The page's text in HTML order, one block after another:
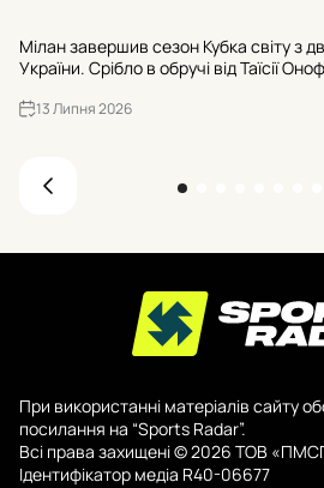
Мілан завершив сезон Кубка світу з
України. Срібло в обручі від Таїсії
Онофрійчук у вправі з обручем.
13 Липня 2026
При використанні матеріалів сайту
посилання на “Sports Radar”.
Всі права захищені © 2026 ТОВ
Ідентифікатор медіа R40-06677